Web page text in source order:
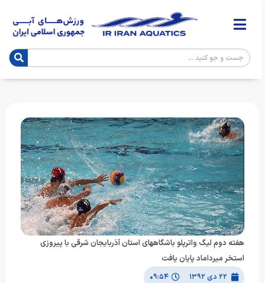
هفته دوم لیگ واترپلو باشگاههای استان آذربایجان شرقی با پیروزی
استخر میرداماد پایان یافت
۲۲ دی ۱۳۹۲ ۰۹:۵۴